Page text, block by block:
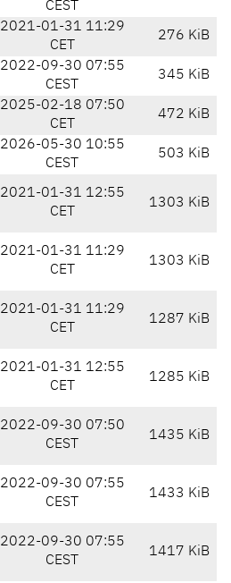
CEST
2021-01-31 11:29
CET
276 KiB
2022-09-30 07:55
CEST
345 KiB
2025-02-18 07:50
CET
472 KiB
2026-05-30 10:55
CEST
503 KiB
2021-01-31 12:55
CET
1303 KiB
2021-01-31 11:29
CET
1303 KiB
2021-01-31 11:29
CET
1287 KiB
2021-01-31 12:55
CET
1285 KiB
2022-09-30 07:50
CEST
1435 KiB
2022-09-30 07:55
CEST
1433 KiB
2022-09-30 07:55
CEST
1417 KiB